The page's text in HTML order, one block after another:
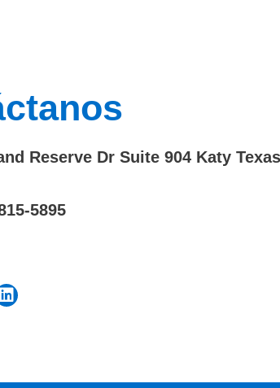
Reserve Dr Suite 904 Katy
5895
Linkedin